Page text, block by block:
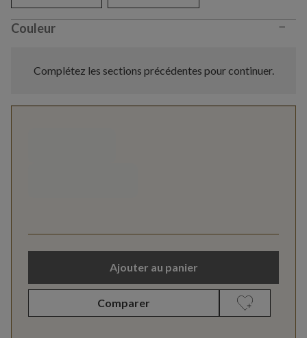
Couleur −
Complétez les sections précédentes pour continuer.
Ajouter au panier
Comparer